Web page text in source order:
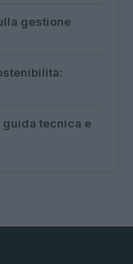
gestione
guida tecnica e